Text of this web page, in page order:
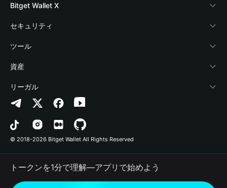
ブログ
アカデミー
暗号資産ニュース
Help Center
お問い合わせ
ブランドリソース
キャリア
Crypto Card
Stablecoin Earn
Payfi Crypto
Crypto Swap API
Altcoin Season Index
Prediction Markets
DApp
RWA
Bitget Wallet X
デベロッパー
ウォレットを接続
Bitget Wallet Pay
プロジェクトを掲載
セキュリティ
保護基金
セキュリティ技術
ツール
暗号資産を購入
認証検出
コントラクト検出
一括送金
資産
Arbitrum
Avalanche
Bitcoin
Polygon
リーガル
プライバシーポリシー
利用規約
© 2018-2026 Bitget Wallet All Rights Reserved
トークンを1分で理解―アプリで始めよう